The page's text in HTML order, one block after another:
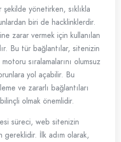
yönetirken, sıklıkla
biri de hacklinklerdir.
zarar vermek için kullanılan
Bu tür bağlantılar, sitenizin
sıralamalarını olumsuz
yol açabilir. Bu
ve zararlı bağlantıları
olmak önemlidir.
süreci, web sitenizin
gereklidir. İlk adım olarak,